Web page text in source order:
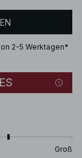
2-5 Werktagen*
Groß